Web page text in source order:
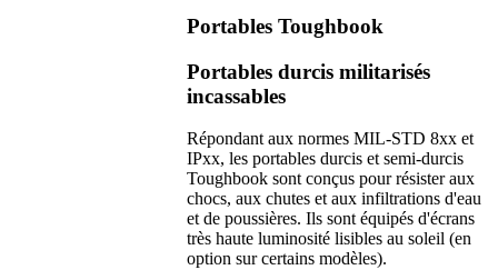
Portables Toughbook
Portables durcis militarisés
incassables
Répondant aux normes MIL-STD 8xx et
IPxx, les portables durcis et semi-durcis
Toughbook sont conçus pour résister aux
chocs, aux chutes et aux infiltrations d'eau
et de poussières. Ils sont équipés d'écrans
très haute luminosité lisibles au soleil (en
option sur certains modèles).